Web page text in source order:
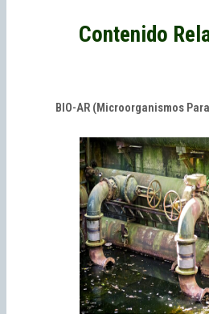
Contenido
BIO-AR (Microorganismos